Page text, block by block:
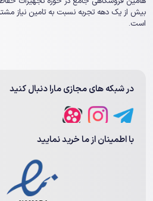
بیش از یک ‏دهه تجربه نسبت به تامین نیاز
است.
در شبکه های مجازی مارا دنبال کنید
با اطمینان از ما خرید نمایید